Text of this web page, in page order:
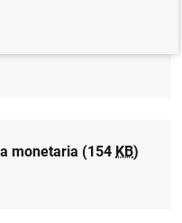
monetaria (154 KB)